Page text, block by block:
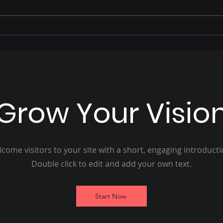
parte de sua trajetória de
ano
Your
visitors to your site with a short, engaging
Double click to edit and add your own text.
Start Now